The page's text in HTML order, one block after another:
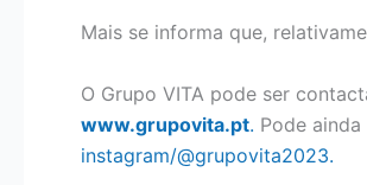
Mais se informa que,
O Grupo VITA pode ser
www.grupovita.pt. Pode
instagram/@grupovita2023.